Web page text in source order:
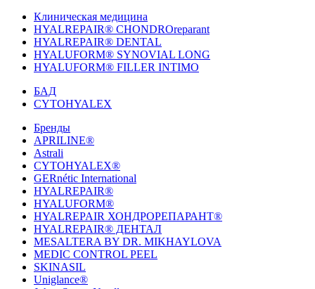
Клиническая медицина
HYALREPAIR® CHONDROreparant
HYALREPAIR® DENTAL
HYALUFORM® SYNOVIAL LONG
HYALUFORM® FILLER INTIMO
БАД
CYTOHYALEX
Бренды
APRILINE®
Astrali
CYTOHYALEX®
GERnétic International
HYALREPAIR®
HYALUFORM®
HYALREPAIR ХОНДРОРЕПАРАНТ®
HYALREPAIR® ДЕНТАЛ
MESALTERA BY DR. MIKHAYLOVA
MEDIC CONTROL PEEL
SKINASIL
Uniglance®